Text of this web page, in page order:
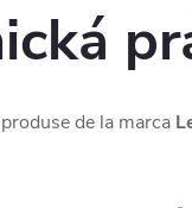
de la marca